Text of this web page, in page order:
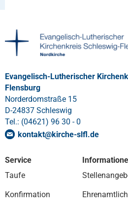
Evangelisch-Lutherischer
Flensburg
Norderdomstraße 15
D-24837 Schleswig
Tel.: (04621) 96 30 - 0
kontakt@kirche-slfl.de
Service
Taufe
Konfirmation